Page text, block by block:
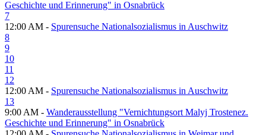
Geschichte und Erinnerung" in Osnabrück
7
12:00 AM - Spurensuche Nationalsozialismus in Auschwitz
8
9
10
11
12
12:00 AM - Spurensuche Nationalsozialismus in Auschwitz
13
9:00 AM - Wanderausstellung "Vernichtungsort Malyj Trostenez.
Geschichte und Erinnerung" in Osnabrück